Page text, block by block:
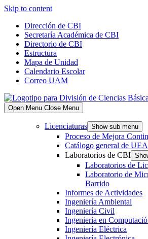
Skip to content
Dirección de CBI
Secretaría Académica de CBI
Directorio de CBI
Estructura
Mapa de Unidad
Calendario Escolar
Correo UAM
Open Menu Close Menu
Licenciaturas Show sub menu
Proceso de Mejora
Catálogo general de UEA
Laboratorios de CBI
Laboratorios de
Laboratorio de
Barrido
Informes de Actividades
Ingeniería Ambiental
Ingeniería Civil
Ingeniería en
Ingeniería Eléctrica